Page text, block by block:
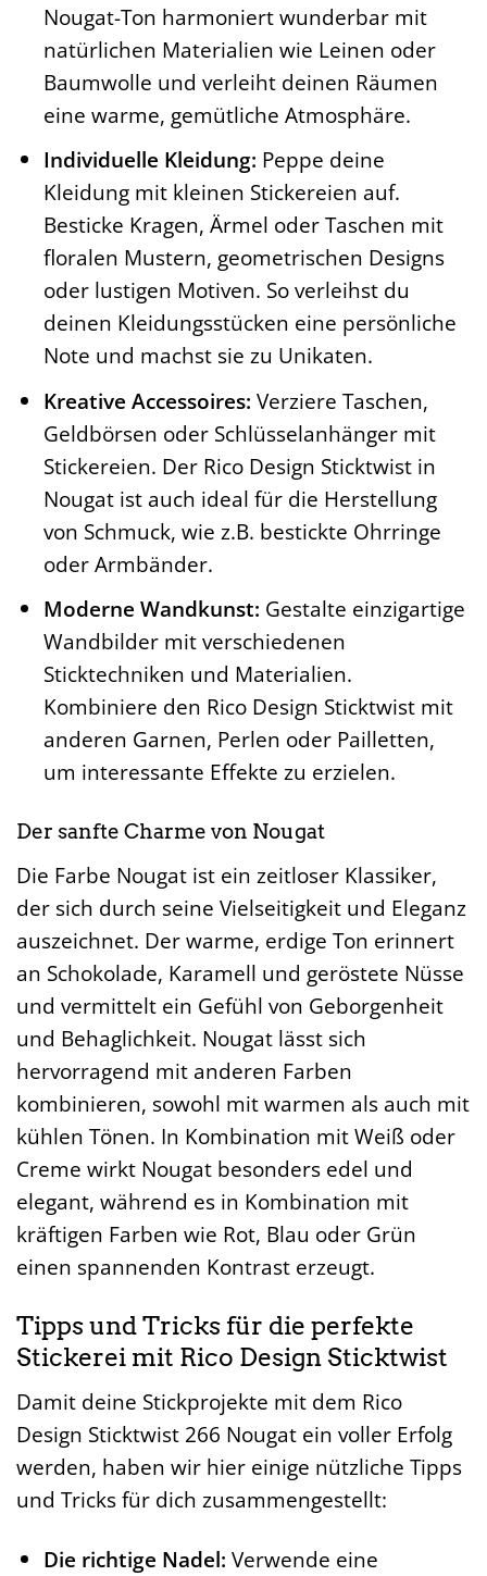
Nougat-Ton harmoniert wunderbar mit
natürlichen Materialien wie Leinen oder
Baumwolle und verleiht deinen Räumen
eine warme, gemütliche Atmosphäre.
Individuelle Kleidung: Peppe deine
Kleidung mit kleinen Stickereien auf.
Besticke Kragen, Ärmel oder Taschen mit
floralen Mustern, geometrischen Designs
oder lustigen Motiven. So verleihst du
deinen Kleidungsstücken eine persönliche
Note und machst sie zu Unikaten.
Kreative Accessoires: Verziere Taschen,
Geldbörsen oder Schlüsselanhänger mit
Stickereien. Der Rico Design Sticktwist in
Nougat ist auch ideal für die Herstellung
von Schmuck, wie z.B. bestickte Ohrringe
oder Armbänder.
Moderne Wandkunst: Gestalte einzigartige
Wandbilder mit verschiedenen
Sticktechniken und Materialien.
Kombiniere den Rico Design Sticktwist mit
anderen Garnen, Perlen oder Pailletten,
um interessante Effekte zu erzielen.
Der sanfte Charme von Nougat
Die Farbe Nougat ist ein zeitloser Klassiker,
der sich durch seine Vielseitigkeit und Eleganz
auszeichnet. Der warme, erdige Ton erinnert
an Schokolade, Karamell und geröstete Nüsse
und vermittelt ein Gefühl von Geborgenheit
und Behaglichkeit. Nougat lässt sich
hervorragend mit anderen Farben
kombinieren, sowohl mit warmen als auch mit
kühlen Tönen. In Kombination mit Weiß oder
Creme wirkt Nougat besonders edel und
elegant, während es in Kombination mit
kräftigen Farben wie Rot, Blau oder Grün
einen spannenden Kontrast erzeugt.
Tipps und Tricks für die perfekte
Stickerei mit Rico Design Sticktwist
Damit deine Stickprojekte mit dem Rico
Design Sticktwist 266 Nougat ein voller Erfolg
werden, haben wir hier einige nützliche Tipps
und Tricks für dich zusammengestellt:
Die richtige Nadel: Verwende eine